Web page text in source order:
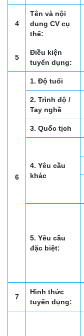
4
Tên và nội
dung CV cụ
thể:
5
Điều kiện
tuyển dụng:
6
1. Độ tuổi
2. Trình độ /
Tay nghề
3. Quốc tịch
4. Yêu cầu
khác
5. Yêu cầu
đặc biệt:
7
Hình thức
tuyển dụng: